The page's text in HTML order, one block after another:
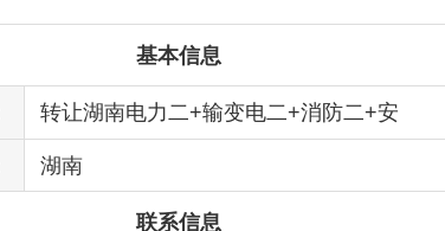
基本信息
转让湖南电力二+输变电二+消防二+安
湖南
联系信息